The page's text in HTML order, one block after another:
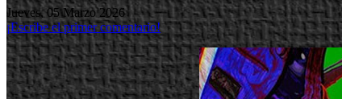
Jueves, 05 Marzo 2026
¡Escribe el primer comentario!